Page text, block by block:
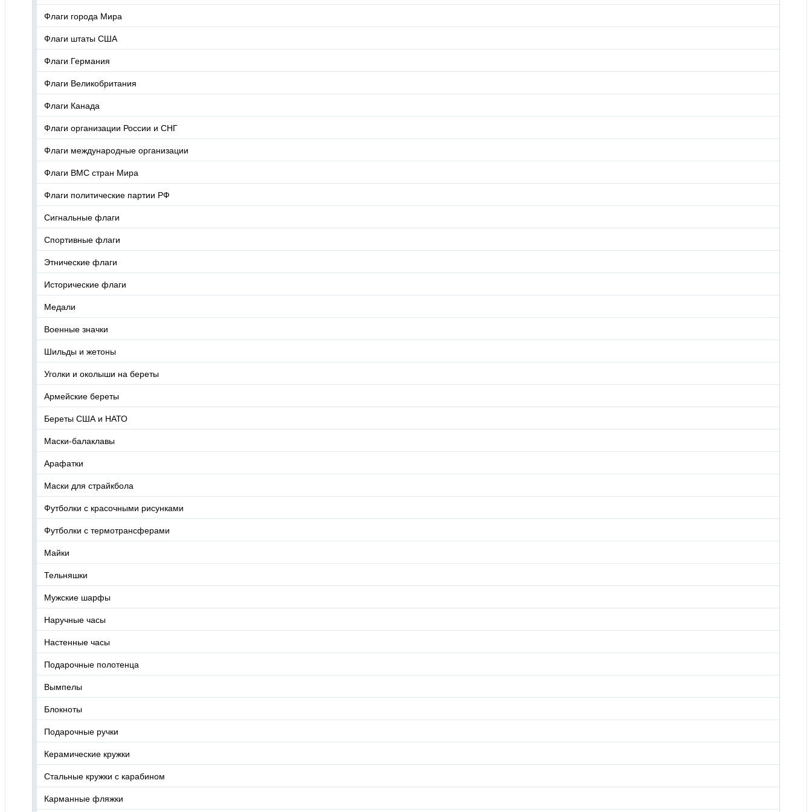
Флаги города Мира
Флаги штаты США
Флаги Германия
Флаги Великобритания
Флаги Канада
Флаги организации России и СНГ
Флаги международные организации
Флаги ВМС стран Мира
Флаги политические партии РФ
Сигнальные флаги
Спортивные флаги
Этнические флаги
Исторические флаги
Медали
Военные значки
Шильды и жетоны
Уголки и околыши на береты
Армейские береты
Береты США и НАТО
Маски-балаклавы
Арафатки
Маски для страйкбола
Футболки с красочными рисунками
Футболки с термотрансферами
Майки
Тельняшки
Мужские шарфы
Наручные часы
Настенные часы
Подарочные полотенца
Вымпелы
Блокноты
Подарочные ручки
Керамические кружки
Стальные кружки с карабином
Карманные фляжки